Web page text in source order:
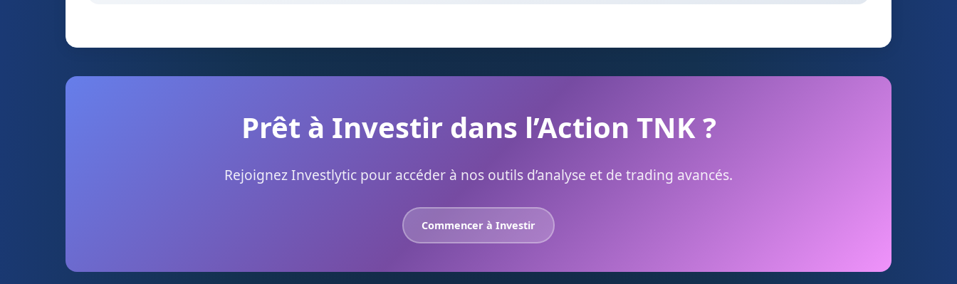
Prêt à Investir dans l’Action TNK ?
Rejoignez Investlytic pour accéder à nos outils d’analyse et de trading avancés.
Commencer à Investir